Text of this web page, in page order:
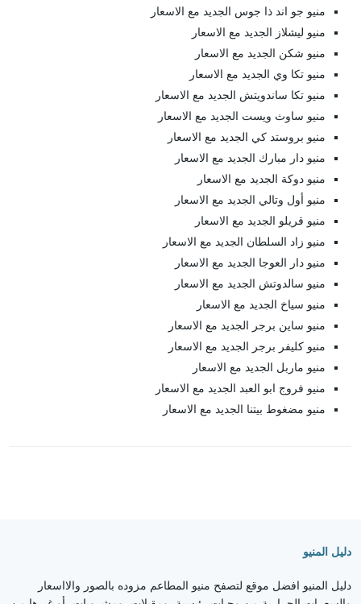
منيو جو اند ذا جوس الجديد مع الاسعار
منيو ليشلاز الجديد مع الاسعار
منيو شكن الجديد مع الاسعار
منيو تكا وي الجديد مع الاسعار
منيو تكا ساندويتش الجديد مع الاسعار
منيو ساوث ويست الجديد مع الاسعار
منيو بروستد كي الجديد مع الاسعار
منيو دار مبارك الجديد مع الاسعار
منيو دوكة الجديد مع الاسعار
منيو أول وتالي الجديد مع الاسعار
منيو قريلو الجديد مع الاسعار
منيو زاد السلطان الجديد مع الاسعار
منيو دار العوجا الجديد مع الاسعار
منيو سالدوتش الجديد مع الاسعار
منيو سياخ الجديد مع الاسعار
منيو ساين برجر الجديد مع الاسعار
منيو كليفر برجر الجديد مع الاسعار
منيو ماربل الجديد مع الاسعار
منيو فروج ابو العبد الجديد مع الاسعار
منيو مضغوط بيتنا الجديد مع الاسعار
دليل المنيو
دليل المنيو افضل موقع لتصفح منيو المطاعم مزوده بالصور والااسعار